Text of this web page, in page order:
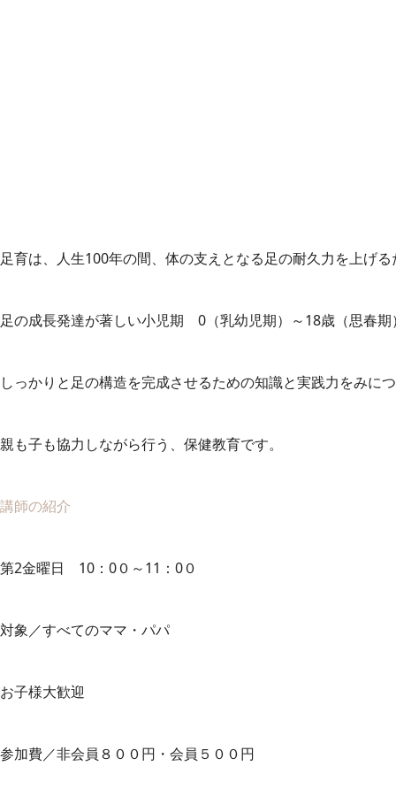
足育は、人生100年の間、体の支えとなる足の耐久力を上げる
足の成長発達が著しい小児期 0（乳幼児期）～18歳（思春期
しっかりと足の構造を完成させるための知識と実践力をみに
親も子も協力しながら行う、保健教育です。
講師の紹介
第2金曜日 10：0０～11：0０
対象／すべてのママ・パパ
お子様大歓迎
参加費／非会員８００円・会員５００円